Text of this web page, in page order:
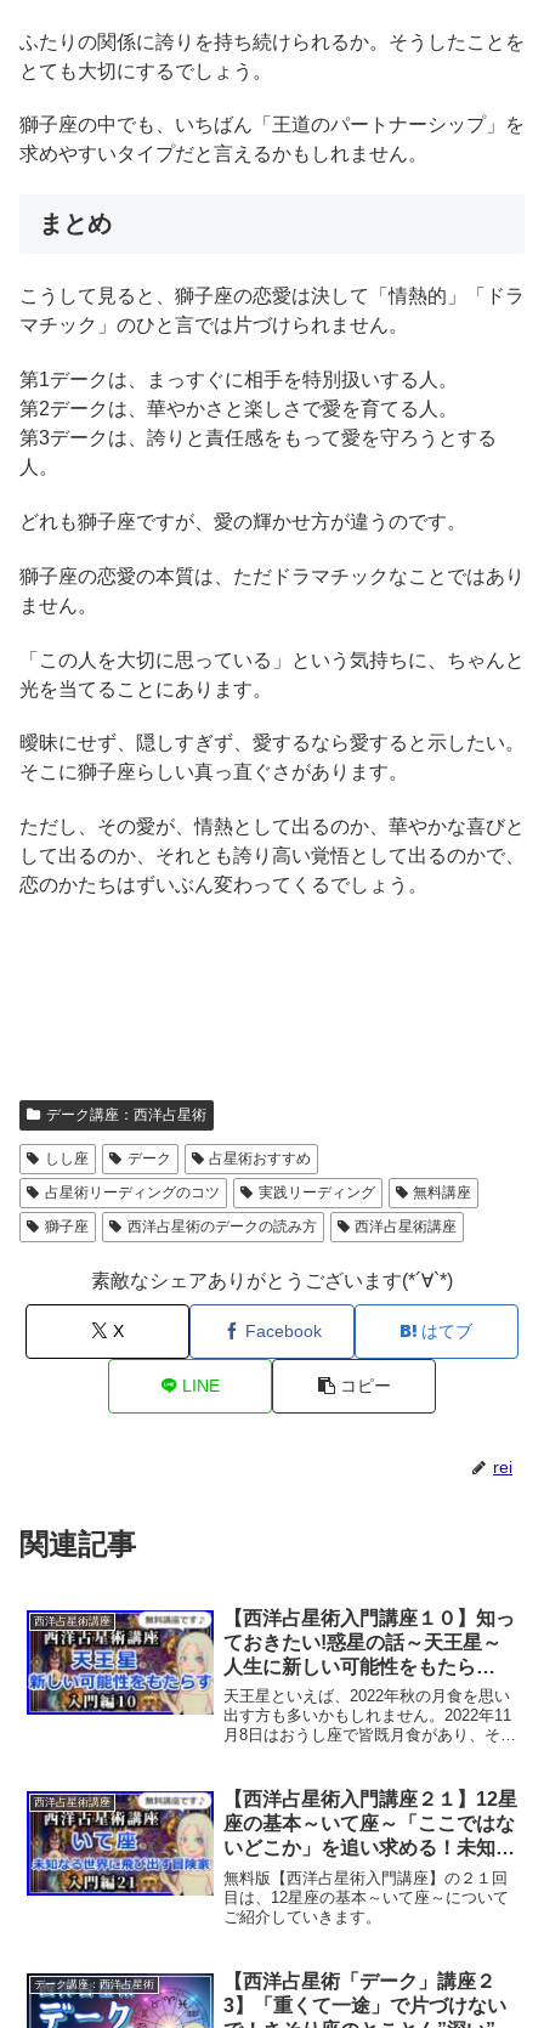
ふたりの関係に誇りを持ち続けられるか。そうしたことを
とても大切にするでしょう。
獅子座の中でも、いちばん「王道のパートナーシップ」を
求めやすいタイプだと言えるかもしれません。
まとめ
こうして見ると、獅子座の恋愛は決して「情熱的」「ドラ
マチック」のひと言では片づけられません。
第1デークは、まっすぐに相手を特別扱いする人。
第2デークは、華やかさと楽しさで愛を育てる人。
第3デークは、誇りと責任感をもって愛を守ろうとする
人。
どれも獅子座ですが、愛の輝かせ方が違うのです。
獅子座の恋愛の本質は、ただドラマチックなことではあり
ません。
「この人を大切に思っている」という気持ちに、ちゃんと
光を当てることにあります。
曖昧にせず、隠しすぎず、愛するなら愛すると示したい。
そこに獅子座らしい真っ直ぐさがあります。
ただし、その愛が、情熱として出るのか、華やかな喜びと
して出るのか、それとも誇り高い覚悟として出るのかで、
恋のかたちはずいぶん変わってくるでしょう。
デーク講座：西洋占星術
しし座 デーク
占星術おすすめ
占星術リーディングのコツ
実践リーディング
無料講座
獅子座
西洋占星術のデークの読み方 西洋占星術講座
素敵なシェアありがとうございます(*´∀`*)
X Facebook はてブ
LINE コピー
rei
関連記事
西洋占星術講座
【西洋占星術入門講座１０】知っ
ておきたい!惑星の話～天王星～
人生に新しい可能性をもたら
す”革新”の星
天王星といえば、2022年秋の月食を思い
出す方も多いかもしれません。2022年11
月8日はおうし座で皆既月食があり、その
星食が同時に起こるのは442年ぶりだっ
た！という...
西洋占星術講座
【西洋占星術入門講座２１】12星
座の基本～いて座～「ここではな
いどこか」を追い求める！未知な
る世界に飛び出す冒険家
無料版【西洋占星術入門講座】の２１回
目は、12星座の基本～いて座～について
ご紹介していきます。
デーク講座：西洋占星術
【西洋占星術「デーク」講座２
3】「重くて一途」で片づけない